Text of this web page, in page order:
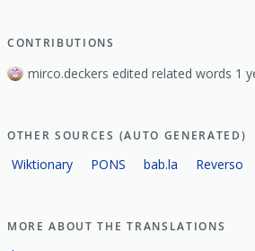
CONTRIBUTIONS
mirco.deckers edited related words 1
OTHER SOURCES (AUTO GENERATED)
Wiktionary PONS bab.la Reverso
MORE ABOUT THE TRANSLATIONS